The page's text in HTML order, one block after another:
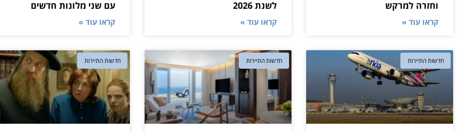
וחזרה למרקש
קראו עוד »
לשנת 2026
קראו עוד »
עם שני מלונות חדשים
קראו עוד »
חדשות התיירות חדשות התיירות חדשות התיירות